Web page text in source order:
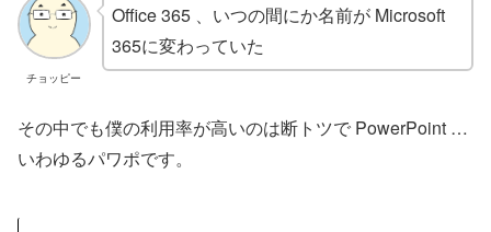
チョッピー
Office 365 、いつの間にか名前が Microsoft
365に変わっていた
その中でも僕の利用率が高いのは断トツで PowerPoint …
いわゆるパワポです。